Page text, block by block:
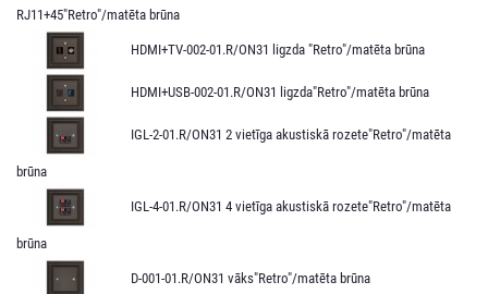
RJ11+45"Retro"/matēta brūna
HDMI+TV-002-01.R/ON31 ligzda "Retro"/matēta brūna
HDMI+USB-002-01.R/ON31 ligzda"Retro"/matēta brūna
IGL-2-01.R/ON31 2 vietīga akustiskā rozete"Retro"/matēta
brūna
IGL-4-01.R/ON31 4 vietīga akustiskā rozete"Retro"/matēta
brūna
D-001-01.R/ON31 vāks"Retro"/matēta brūna